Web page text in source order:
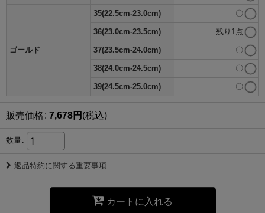
ゴールド
35(22.5cm-23.0cm) 〇
36(23.0cm-23.5cm) 残り1点
37(23.5cm-24.0cm) 〇
38(24.0cm-24.5cm) 〇
39(24.5cm-25.0cm) 〇
販売価格: 7,678円 (税込)
数量:
返品特約に関する重要事項
カートに入れる